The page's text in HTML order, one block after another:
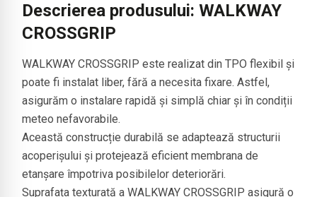
Descrierea produsului: WALKWAY
CROSSGRIP
WALKWAY CROSSGRIP este realizat din TPO flexibil și
poate fi instalat liber, fără a necesita fixare. Astfel,
asigurăm o instalare rapidă și simplă chiar și în condiții
meteo nefavorabile.
Această construcție durabilă se adaptează structurii
acoperișului și protejează eficient membrana de
etanșare împotriva posibilelor deteriorări.
Suprafața texturată a WALKWAY CROSSGRIP asigură o